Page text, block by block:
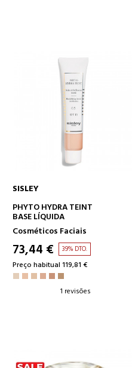
ADICIONAR AO CARRINHO
SISLEY
PHYTO HYDRA TEINT
BASE LÍQUIDA
Cosméticos Faciais
73,44 € 39% DTO.
Preço habitual 119,81 €
1 revisões